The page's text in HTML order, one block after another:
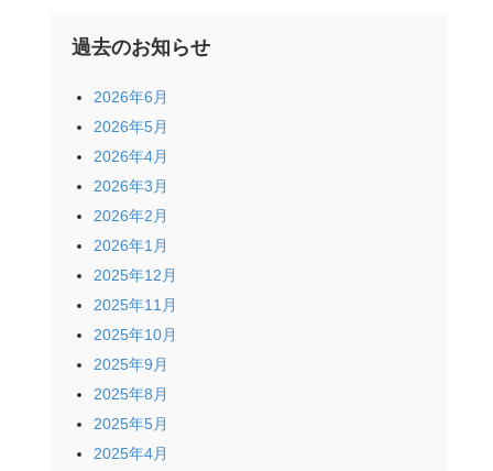
過去のお知らせ
2026年6月
2026年5月
2026年4月
2026年3月
2026年2月
2026年1月
2025年12月
2025年11月
2025年10月
2025年9月
2025年8月
2025年5月
2025年4月